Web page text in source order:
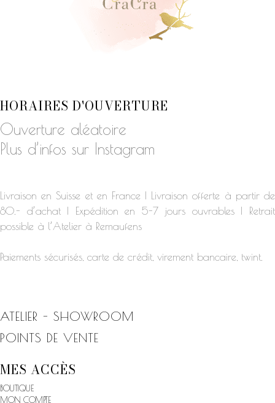
HORAIRES D'OUVERTURE
Ouverture aléatoire
Plus d’infos sur Instagram
Livraison en Suisse et en France | Livraison offerte à partir de
80.- d’achat | Expédition en 5-7 jours ouvrables | Retrait
possible à l’Atelier à Remaufens
Paiements sécurisés, carte de crédit, virement bancaire, twint.
ATELIER - SHOWROOM
POINTS DE VENTE
MES ACCÈS
BOUTIQUE
MON COMPTE